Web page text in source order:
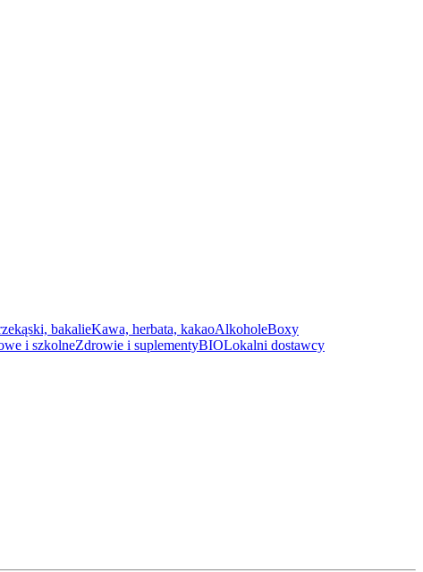
bakalieKawa, herbata, kakaoAlkoholeBoxy
i szkolneZdrowie i suplementyBIOLokalni dostawcy